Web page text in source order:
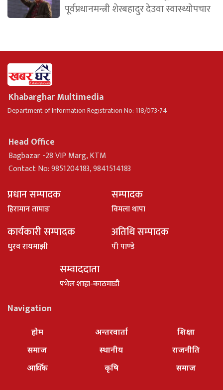
पूर्वप्रधानमन्त्री शेरबहादुर देउवा स्वास्थ्योपचार
Khabarghar Multimedia
Department of Information Registration No: 118/073-74
Head Office
Bagbazar -28 VIP Marg, KTM
Contact No: 9851204183, 9841514183
प्रधान सम्पादक
हिरामान तामाङ
सम्पादक
विमला थापा
कार्यकारी सम्पादक
धु्रव रायमाझी
अतिथि सम्पादक
पी पाण्डे
सम्वाददाता
पभेल शाहा-काठमाडौ
Navigation
होम
समाज
आर्थिक
अन्तरवार्ता
स्थानीय
कृषि
शिक्षा
राजनीति
समाज